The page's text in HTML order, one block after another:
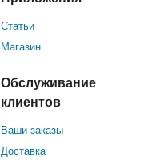
Статьи
Магазин
Обслуживание
клиентов
Ваши заказы
Доставка